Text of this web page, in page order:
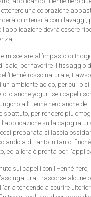
una colorazione
di intensità con i lavaggi,
l’applicazione dovrà essere
miscelare all’impasto di
sale, per favorire il fissaggio
rosso naturale,
un ambiente acido, per cui lo si
o anche yogurt se i capelli
all’Hennè nero anche del
sbattuto, per rendere più
sulla
preparata si lascia
di tanto in tanto,
ed allora è pronta per
sui capelli con l’Hennè nero,
trascorse alcune
tendendo a scurire